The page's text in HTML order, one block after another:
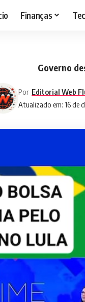
Finanças
Governo
Atualizado em: 16 de
Por Editorial Web